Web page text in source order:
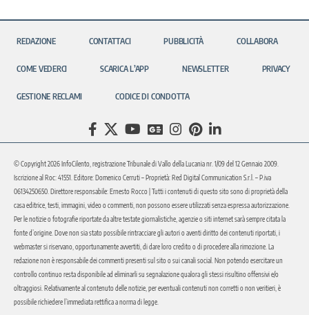
REDAZIONE CONTATTACI PUBBLICITÀ COLLABORA
COME VEDERCI SCARICA L’APP NEWSLETTER PRIVACY
GESTIONE RECLAMI CODICE DI CONDOTTA
© Copyright 2026 InfoCilento, registrazione Tribunale di Vallo della Lucania nr. 1/09 del 12 Gennaio 2009.
Iscrizione al Roc: 41551. Editore: Domenico Cerruti – Proprietà: Red Digital Communication S.r.l. – P.iva
06134250650. Direttore responsabile: Ernesto Rocco | Tutti i contenuti di questo sito sono di proprietà della
casa editrice, testi, immagini, video o commenti, non possono essere utilizzati senza espressa autorizzazione.
Per le notizie o fotografie riportate da altre testate giornalistiche, agenzie o siti internet sarà sempre citata la
fonte d’origine. Dove non sia stato possibile rintracciare gli autori o aventi diritto dei contenuti riportati, i
webmaster si riservano, opportunamente avvertiti, di dare loro credito o di procedere alla rimozione. La
redazione non è responsabile dei commenti presenti sul sito o sui canali social. Non potendo esercitare un
controllo continuo resta disponibile ad eliminarli su segnalazione qualora gli stessi risultino offensivi e/o
oltraggiosi. Relativamente al contenuto delle notizie, per eventuali contenuti non corretti o non veritieri, è
possibile richiedere l’immediata rettifica a norma di legge.